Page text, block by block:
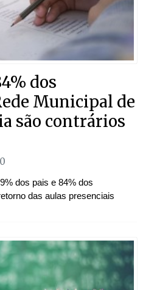
dos
Municipal de
são contrários
dos pais e 84% dos
das aulas presenciais